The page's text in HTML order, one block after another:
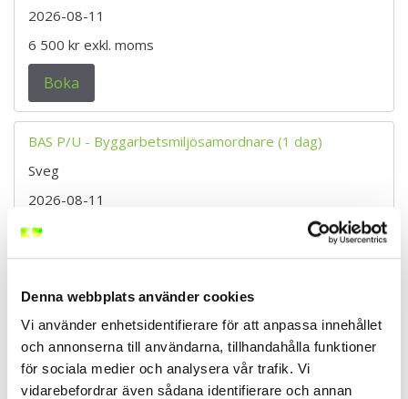
Denna webbplats använder cookies
Vi använder enhetsidentifierare för att anpassa innehållet
och annonserna till användarna, tillhandahålla funktioner
för sociala medier och analysera vår trafik. Vi
vidarebefordrar även sådana identifierare och annan
2026-08-11
6 500 kr exkl. moms
Boka
BAS P/U - Byggarbetsmiljösamordnare (1 dag)
Sveg
2026-08-11
6 500 kr
BAS P/U - Byggarbetsmiljösamordnare (1 dag)
Östersund
2026-08-11